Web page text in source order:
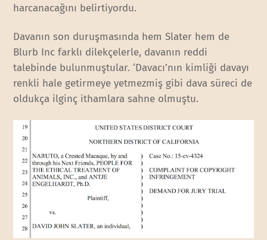
harcanacağını belirtiyordu.
Davanın son duruşmasında hem Slater hem de
Blurb Inc farklı dilekçelerle, davanın reddi
talebinde bulunmuştular. ‘Davacı’nın kimliği davayı
renkli hale getirmeye yetmezmiş gibi dava süreci de
oldukça ilginç ithamlara sahne olmuştu.